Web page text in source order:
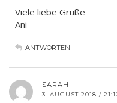
Viele liebe Grüße
Ani
ANTWORTEN
SARAH
3. AUGUST 2018 /